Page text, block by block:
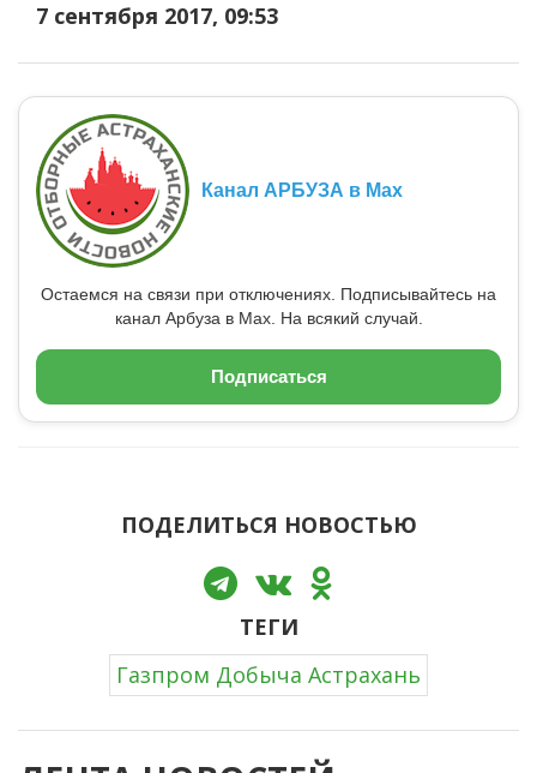
7 сентября 2017, 09:53
Канал АРБУЗА в Max
Остаемся на связи при отключениях. Подписывайтесь на
канал Арбуза в Max. На всякий случай.
Подписаться
ПОДЕЛИТЬСЯ НОВОСТЬЮ
ТЕГИ
Газпром Добыча Астрахань